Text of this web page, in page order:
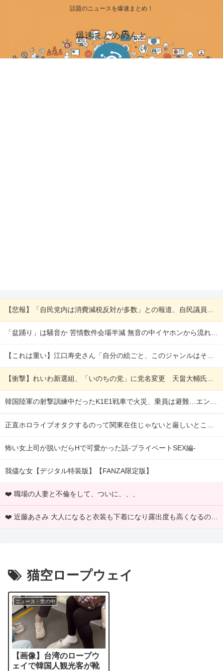
話題のニュースを爆速まとめ！
爆速まとめめんと
【悲報】「自民党内は消費減税反対が多数」との報道、自民議員の内部証言と食い違うｗｗｗｗ 他
「盆踊り」は騒音か 苦情数件会場半減 無音の中イヤホンから流れる曲に合わせ踊るサイレント盆ダンスも 他
【これは重い】江口寿史さん「自分の絵ごと、このジャンルはそろそろ終わりかな」 他
【衝撃】れいわ新選組、「いのちの党」に党名変更 天畠大輔氏が共同代表へ 他
韓国陸軍の射撃訓練中だったK1E1戦車で火災、乗員は避難…エンジンルーム付近から出火！ 他
正直ホロライブオタクするのって関東在住じゃないと厳しいところあるよな
怖い女上司が脱いだらHで可愛かった話-プライベートSEX編-
我儘な女【デジタル特装版】【FANZA限定版】
❤️ 職場の人妻と不倫をして、ついに、、、
❤️ 近藤あさみ 大人になると衣装も下着になり露出度も高くなるのでいいですよね～！
猫空ロープウェイ
ニュース・世の中
【画像】台湾のロープウ
ェイで韓国人観光客が靴